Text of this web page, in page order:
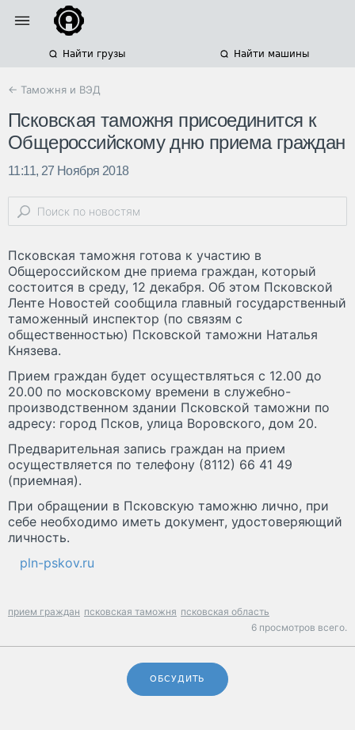
Найти грузы Найти машины
← Таможня и ВЭД
Псковская таможня присоединится к
Общероссийскому дню приема граждан
11:11, 27 Ноября 2018
Псковская таможня готова к участию в
Общероссийском дне приема граждан, который
состоится в среду, 12 декабря. Об этом Псковской
Ленте Новостей сообщила главный государственный
таможенный инспектор (по связям с
общественностью) Псковской таможни Наталья
Князева.
Прием граждан будет осуществляться с 12.00 до
20.00 по московскому времени в служебно-
производственном здании Псковской таможни по
адресу: город Псков, улица Воровского, дом 20.
Предварительная запись граждан на прием
осуществляется по телефону (8112) 66 41 49
(приемная).
При обращении в Псковскую таможню лично, при
себе необходимо иметь документ, удостоверяющий
личность.
pln-pskov.ru
прием граждан псковская таможня псковская область
6 просмотров всего.
ОБСУДИТЬ